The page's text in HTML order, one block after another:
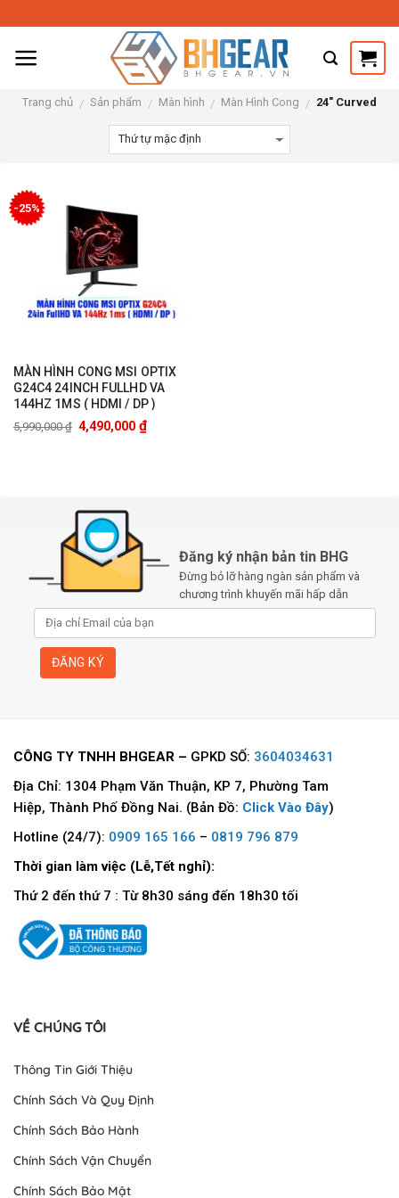
content
Trang chủ / Sản phẩm / Màn hình / Màn Hình Cong / 24" Curved
-25%
MÀN HÌNH CONG MSI OPTIX
G24C4 24INCH FULLHD VA
144HZ 1MS ( HDMI / DP )
5,990,000₫ 4,490,000 ₫
Đăng ký nhận bản tin BHG
Đừng bỏ lỡ hàng ngàn sản phẩm và
chương trình khuyến mãi hấp dẫn
CÔNG TY TNHH BHGEAR – GPKD SỐ: 3604034631
Địa Chỉ: 1304 Phạm Văn Thuận, KP 7, Phường Tam
Hiệp, Thành Phố Đồng Nai. (Bản Đồ: Click Vào Đây)
Hotline (24/7): 0909 165 166 – 0819 796 879
Thời gian làm việc (Lễ,Tết nghỉ):
Thứ 2 đến thứ 7 : Từ 8h30 sáng đến 18h30 tối
VỀ CHÚNG TÔI
Thông Tin Giới Thiệu
Chính Sách Và Quy Định
Chính Sách Bảo Hành
Chính Sách Vận Chuyển
Chính Sách Bảo Mật